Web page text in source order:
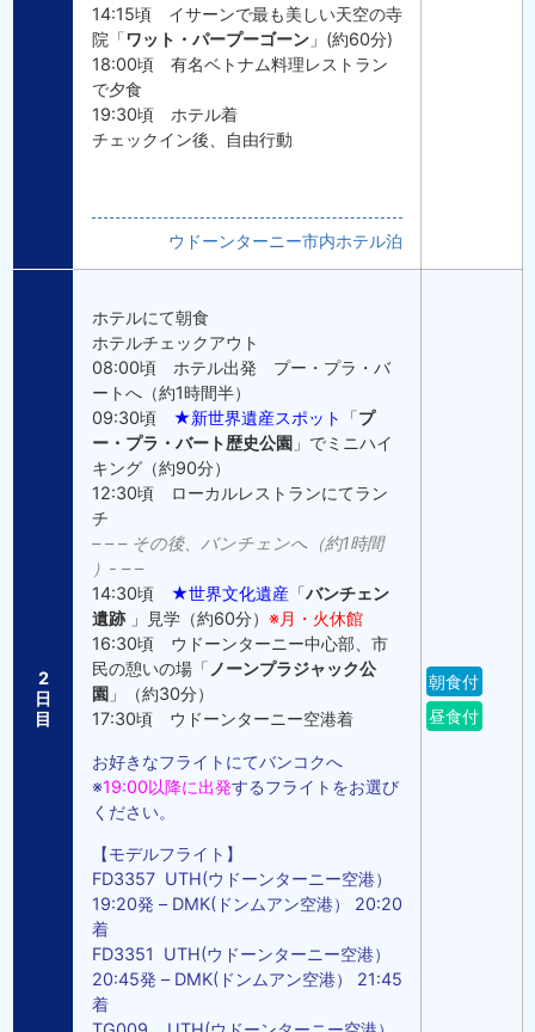
14:15頃 イサーンで最も美しい天空の寺
院「ワット・パープーゴーン 」(約60分)
18:00頃 有名ベトナム料理レストラン
で夕食
19:30頃 ホテル着
チェックイン後、自由行動
ウドーンターニー市内ホテル泊
2
日
目
ホテルにて朝食
ホテルチェックアウト
08:00頃 ホテル出発 プー・プラ・バ
ートへ（約1時間半）
09:30頃 ★新世界遺産スポット 「プ
ー・プラ・バート歴史公園 」でミニハイ
キング（約90分）
12:30頃 ローカルレストランにてラン
チ
– – – その後、バンチェンへ（約1時間
）- – –
14:30頃 ★世界文化遺産 「バンチェン
遺跡」見学（約60分） ※月・火休館
16:30頃 ウドーンターニー中心部、市
民の憩いの場「 ノーンプラジャック公
園 」（約30分）
17:30頃 ウドーンターニー空港着
お好きなフライトにてバンコクへ
※19:00以降に出発するフライトをお選び
ください。
【モデルフライト】
FD3357 UTH(ウドーンターニー空港）
19:20発 – DMK(ドンムアン空港） 20:20
着
FD3351 UTH(ウドーンターニー空港）
20:45発 – DMK(ドンムアン空港） 21:45
着
朝食付
昼食付